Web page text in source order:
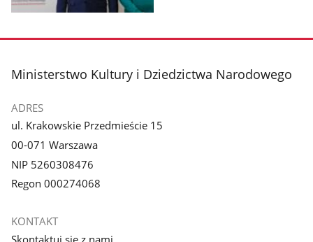
zdjęcie
galerii.
stopka
Ministerstwo Kultury i Dziedzictwa Narodowego
ADRES
ul. Krakowskie Przedmieście 15
00-071 Warszawa
NIP 5260308476
Regon 000274068
KONTAKT
Skontaktuj się z nami